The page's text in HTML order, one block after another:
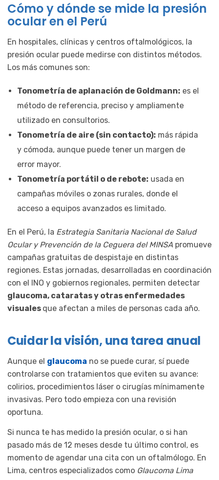
Cómo y dónde se mide la presión
ocular en el Perú
En hospitales, clínicas y centros oftalmológicos, la
presión ocular puede medirse con distintos métodos.
Los más comunes son:
Tonometría de aplanación de Goldmann: es el
método de referencia, preciso y ampliamente
utilizado en consultorios.
Tonometría de aire (sin contacto): más rápida
y cómoda, aunque puede tener un margen de
error mayor.
Tonometría portátil o de rebote: usada en
campañas móviles o zonas rurales, donde el
acceso a equipos avanzados es limitado.
En el Perú, la Estrategia Sanitaria Nacional de Salud
Ocular y Prevención de la Ceguera del MINSA promueve
campañas gratuitas de despistaje en distintas
regiones. Estas jornadas, desarrolladas en coordinación
con el INO y gobiernos regionales, permiten detectar
glaucoma, cataratas y otras enfermedades
visuales que afectan a miles de personas cada año.
Cuidar la visión, una tarea anual
Aunque el glaucoma no se puede curar, sí puede
controlarse con tratamientos que eviten su avance:
colirios, procedimientos láser o cirugías mínimamente
invasivas. Pero todo empieza con una revisión
oportuna.
Si nunca te has medido la presión ocular, o si han
pasado más de 12 meses desde tu último control, es
momento de agendar una cita con un oftalmólogo. En
Lima, centros especializados como Glaucoma Lima